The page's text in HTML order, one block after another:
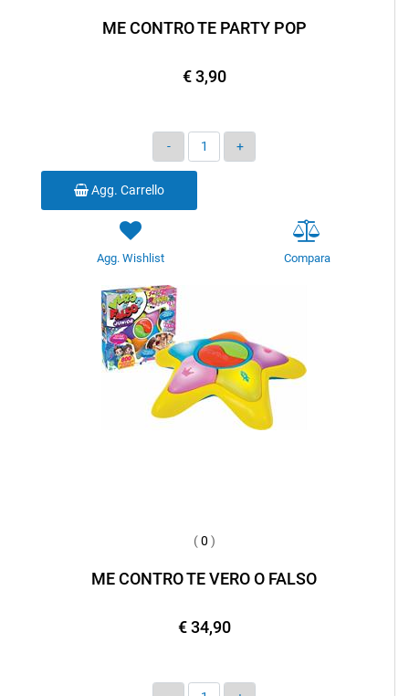
ME CONTRO TE PARTY POP
€ 3,90
Quantità
Agg. Carrello
Agg. Wishlist Compara
(0 )
ME CONTRO TE VERO O FALSO
€ 34,90
Quantità